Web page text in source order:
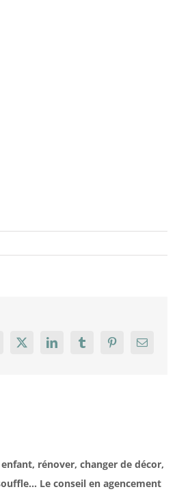
X LinkedInTumblrPinterestEmail
rénover, changer de décor,
Le conseil en agencement